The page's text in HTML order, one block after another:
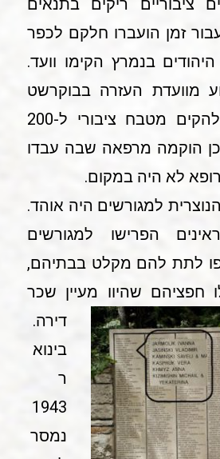
ציבוריים ריקים בתנאים
זמן הועברו חלקם לכפר
בנמרץ הקימו וועד.
מוועדת העזרה בבוקרשט
שאיפשר לוועד להקים מטבח ציבורי ל-200
כן הוקמה מרפאה שבה עבדו
לא היה במקום.
למגורשים היה אוהד.
הפרישו למגורשים
לתת להם מקלט בבתיהם,
שהיוו מעיין שכר
דירה.
בינוא
ר
1943
נמסר